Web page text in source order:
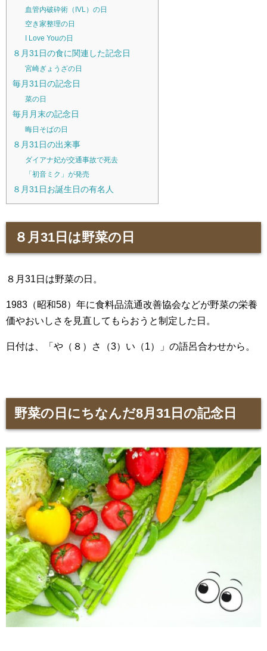
血管内破砕術（IVL）の日
空き家整理の日
I Love Youの日
８月31日の食に関連した記念日
宮崎ぎょうざの日
毎月31日の記念日
菜の日
毎月月末の記念日
晦日そばの日
８月31日の出来事
ダイアナ妃が交通事故で死去
「初音ミク」が発売
８月31日お誕生日の有名人
８月31日は野菜の日
８月31日は野菜の日。
1983（昭和58）年に食料品流通改善協会などが野菜の栄養
価やおいしさを見直してもらおうと制定した日。
日付は、「や（８）さ（3）い（1）」の語呂合わせから。
野菜の日にちなんだ8月31日の記念日